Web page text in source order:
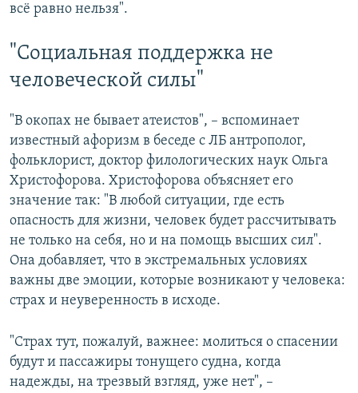
всё равно нельзя".
"Социальная поддержка не
человеческой силы"
"В окопах не бывает атеистов", – вспоминает
известный афоризм в беседе с ЛБ антрополог,
фольклорист, доктор филологических наук Ольга
Христофорова. Христофорова объясняет его
значение так: "В любой ситуации, где есть
опасность для жизни, человек будет рассчитывать
не только на себя, но и на помощь высших сил".
Она добавляет, что в экстремальных условиях
важны две эмоции, которые возникают у человека:
страх и неуверенность в исходе.
"Страх тут, пожалуй, важнее: молиться о спасении
будут и пассажиры тонущего судна, когда
надежды, на трезвый взгляд, уже нет", –